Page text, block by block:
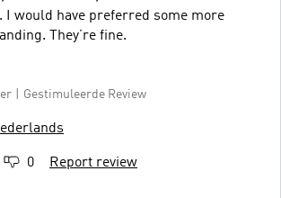
I would have preferred some more
They’re fine.
Gestimuleerde Review
0 Report review